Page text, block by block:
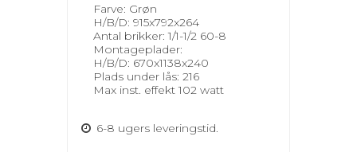
Farve: Grøn
H/B/D: 915x792x264
Antal brikker: 1/1-1/2 60-8
Montageplader:
H/B/D: 670x1138x240
Plads under lås: 216
Max inst. effekt 102 watt
6-8 ugers leveringstid.